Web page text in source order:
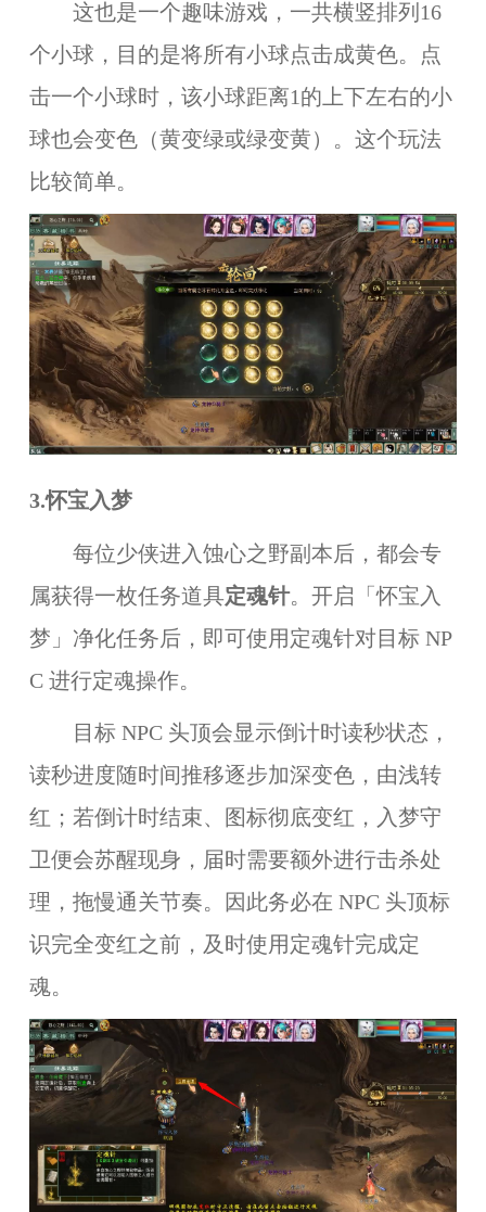
这也是一个趣味游戏，一共横竖排列16
个小球，目的是将所有小球点击成黄色。点
击一个小球时，该小球距离1的上下左右的小
球也会变色（黄变绿或绿变黄）。这个玩法
比较简单。
3.怀宝入梦
每位少侠进入蚀心之野副本后，都会专
属获得一枚任务道具定魂针。开启「怀宝入
梦」净化任务后，即可使用定魂针对目标 NP
C 进行定魂操作。
目标 NPC 头顶会显示倒计时读秒状态，
读秒进度随时间推移逐步加深变色，由浅转
红；若倒计时结束、图标彻底变红，入梦守
卫便会苏醒现身，届时需要额外进行击杀处
理，拖慢通关节奏。因此务必在 NPC 头顶标
识完全变红之前，及时使用定魂针完成定
魂。